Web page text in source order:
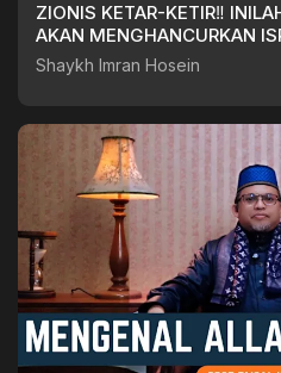
ZIONIS KETAR-KETIR‼️
AKAN MENGHANCURKAN
HOSEIN
Shaykh Imran Hosein